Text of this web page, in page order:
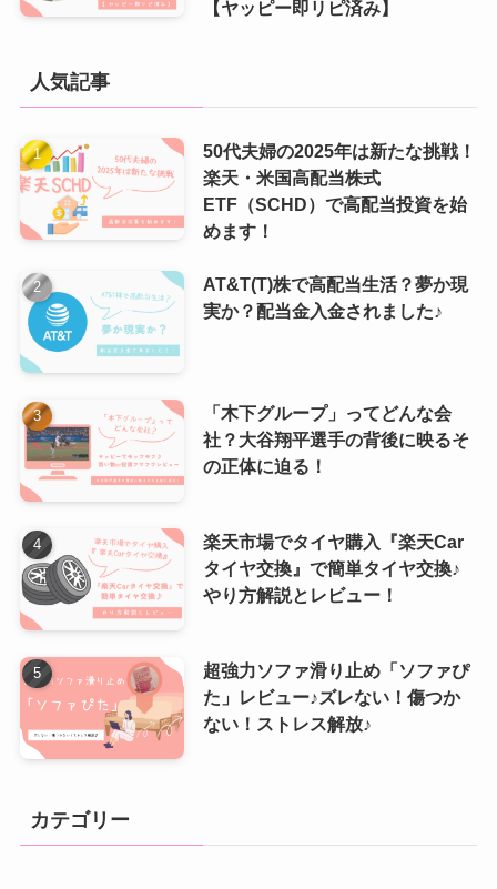
【ヤッピー即リピ済み】
人気記事
50代夫婦の2025年は新たな挑戦！
楽天・米国高配当株式
ETF（SCHD）で高配当投資を始
めます！
AT&T(T)株で高配当生活？夢か現
実か？配当金入金されました♪
「木下グループ」ってどんな会
社？大谷翔平選手の背後に映るそ
の正体に迫る！
楽天市場でタイヤ購入『楽天Car
タイヤ交換』で簡単タイヤ交換♪
やり方解説とレビュー！
超強力ソファ滑り止め「ソファぴ
た」レビュー♪ズレない！傷つか
ない！ストレス解放♪
カテゴリー